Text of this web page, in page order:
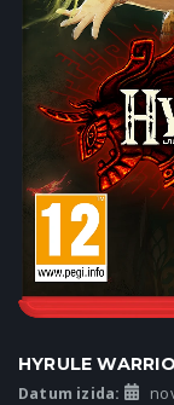
HYRULE
Datum izida: